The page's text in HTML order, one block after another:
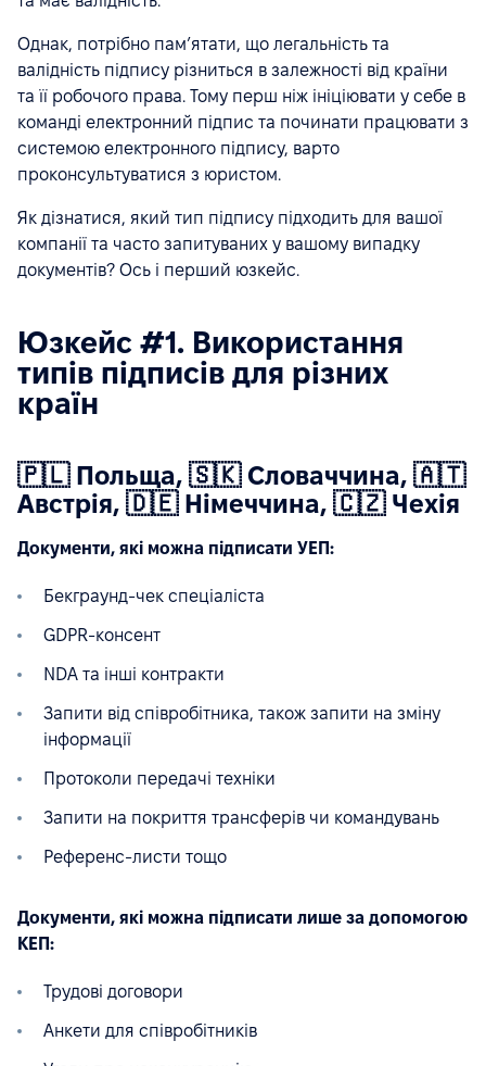
Однак, потрібно памʼятати, що легальність та
валідність підпису різниться в залежності від країни
та її робочого права. Тому перш ніж ініціювати у себе в
команді електронний підпис та починати працювати з
системою електронного підпису, варто
проконсультуватися з юристом.
Як дізнатися, який тип підпису підходить для вашої
компанії та часто запитуваних у вашому випадку
документів? Ось і перший юзкейс.
Юзкейс #1. Використання
типів підписів для різних
країн
🇵🇱 Польща, 🇸🇰 Словаччина, 🇦🇹
Австрія, 🇩🇪 Німеччина, 🇨🇿 Чехія
Документи, які можна підписати УЕП:
Бекграунд-чек спеціаліста
GDPR-консент
NDA та інші контракти
Запити від співробітника, також запити на зміну
інформації
Протоколи передачі техніки
Запити на покриття трансферів чи командувань
Референс-листи тощо
Документи, які можна підписати лише за допомогою
КЕП:
Трудові договори
Анкети для співробітників